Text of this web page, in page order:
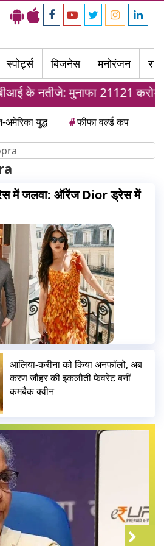
स्पोर्ट्स बिजनेस मनोरंजन
के नतीजे: मुनाफा 21121 करोड़
अमेरिका युद्ध #फीफा वर्ल्ड कप
में जलवा: ऑरेंज Dior ड्रेस में
आलिया-करीना को किया अनफॉलो, अब
करण जौहर की इकलौती फेवरेट बनीं
कमबैक क्वीन